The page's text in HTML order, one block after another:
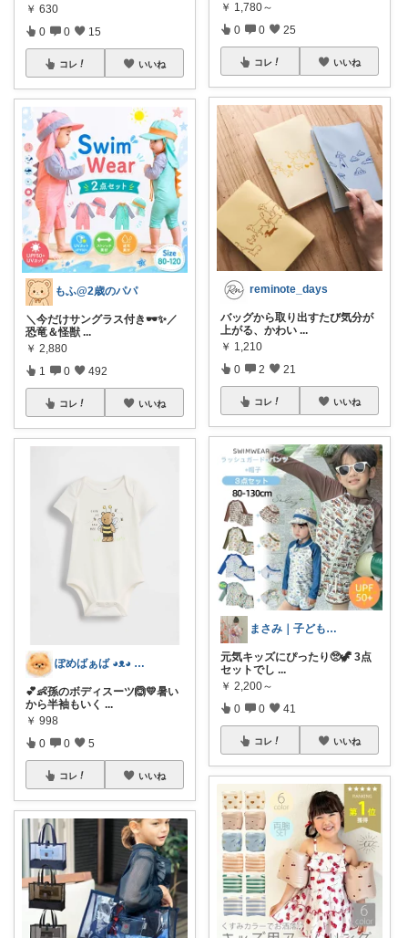
￥ 630
0 0 15
コレ いいね
もふ@2歳のパパ
＼今だけサングラス付き🕶️✨／
恐竜＆怪獣 ...
￥ 2,880
1 0 492
コレ いいね
ぽめばぁば ◕⁠ᴥ⁠◕⁠ 育児救急箱🌠
💕👶孫のボディスーツ🙆💛暑い
から半袖もいく ...
￥ 998
0 0 5
コレ いいね
￥ 1,780～
0 0 25
コレ いいね
reminote_days
バッグから取り出すたび気分が
上がる、かわい ...
￥ 1,210
0 2 21
コレ いいね
まさみ｜子ども服・水着・季節グッズ🫶
元気キッズにぴったり🥺🦖 3点
セットでし ...
￥ 2,200～
0 0 41
コレ いいね